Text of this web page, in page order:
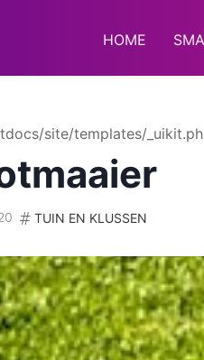
HOME
site/templates/
TUIN EN KLUSSEN